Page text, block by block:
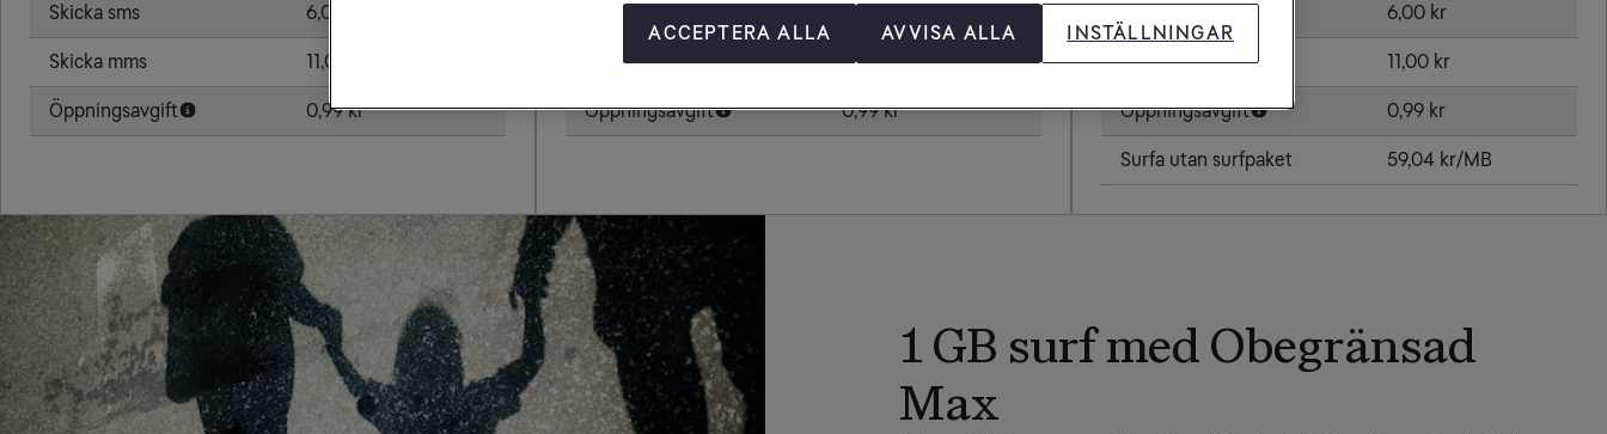
Skicka sms 6,00 kr
Skicka mms 11,00 kr
Öppningsavgift 0,99 kr
Skicka sms 6,00 kr
Skicka mms 11,00 kr
Öppningsavgift 0,99 kr
Skicka sms 6,00 kr
Skicka mms 11,00 kr
Öppningsavgift 0,99 kr
Surfa utan surfpaket 59,04 kr/MB
1 GB surf med Obegränsad
Max
ACCEPTERA ALLA AVVISA ALLA INSTÄLLNINGAR